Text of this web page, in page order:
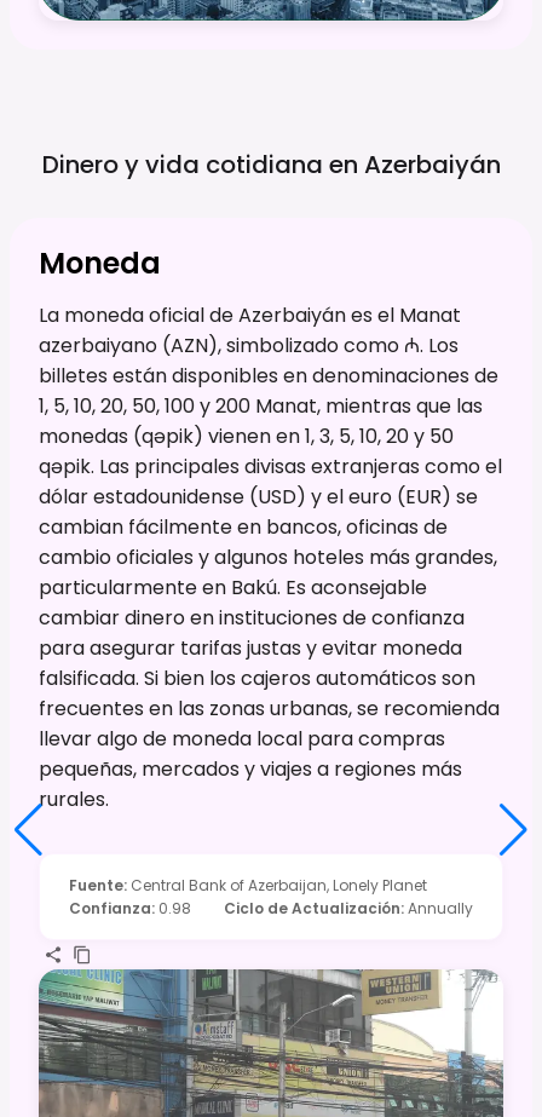
Dinero y vida cotidiana en Azerbaiyán
Moneda
La moneda oficial de Azerbaiyán es el Manat
azerbaiyano (AZN), simbolizado como ₼. Los
billetes están disponibles en denominaciones de
1, 5, 10, 20, 50, 100 y 200 Manat, mientras que las
monedas (qəpik) vienen en 1, 3, 5, 10, 20 y 50
qəpik. Las principales divisas extranjeras como el
dólar estadounidense (USD) y el euro (EUR) se
cambian fácilmente en bancos, oficinas de
cambio oficiales y algunos hoteles más grandes,
particularmente en Bakú. Es aconsejable
cambiar dinero en instituciones de confianza
para asegurar tarifas justas y evitar moneda
falsificada. Si bien los cajeros automáticos son
frecuentes en las zonas urbanas, se recomienda
llevar algo de moneda local para compras
pequeñas, mercados y viajes a regiones más
rurales.
Fuente: Central Bank of Azerbaijan, Lonely Planet
Confianza: 0.98 Ciclo de Actualización:Annually